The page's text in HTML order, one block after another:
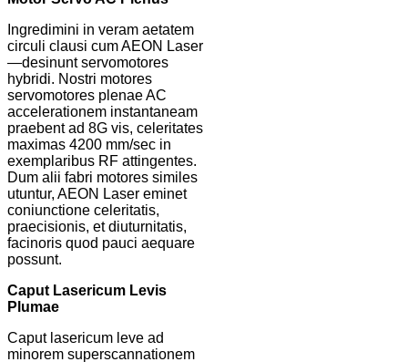
Ingredimini in veram aetatem
circuli clausi cum AEON Laser
—desinunt servomotores
hybridi. Nostri motores
servomotores plenae AC
accelerationem instantaneam
praebent ad 8G vis, celeritates
maximas 4200 mm/sec in
exemplaribus RF attingentes.
Dum alii fabri motores similes
utuntur, AEON Laser eminet
coniunctione celeritatis,
praecisionis, et diuturnitatis,
facinoris quod pauci aequare
possunt.
Caput Lasericum Levis
Plumae
Caput lasericum leve ad
minorem superscannationem